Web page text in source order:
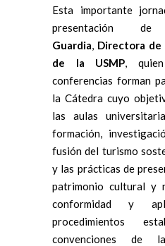
Esta importante
presentación
Guardia, Directora de
de la USMP,
conferencias forman
la Cátedra cuyo
las aulas
formación,
fusión del turismo
y las prácticas de
patrimonio cultural y
conformidad y
procedimientos
convenciones de